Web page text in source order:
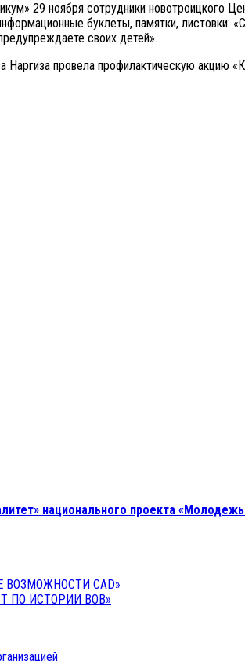
29 ноября сотрудники
буклеты, памятки,
своих детей».
провела профилактическую акцию
национального проекта
CAD»
ПО ИСТОРИИ ВОВ»